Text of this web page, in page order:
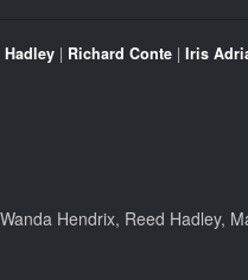
Hadley | Richard Conte | Iris
Hendrix, Reed Hadley,